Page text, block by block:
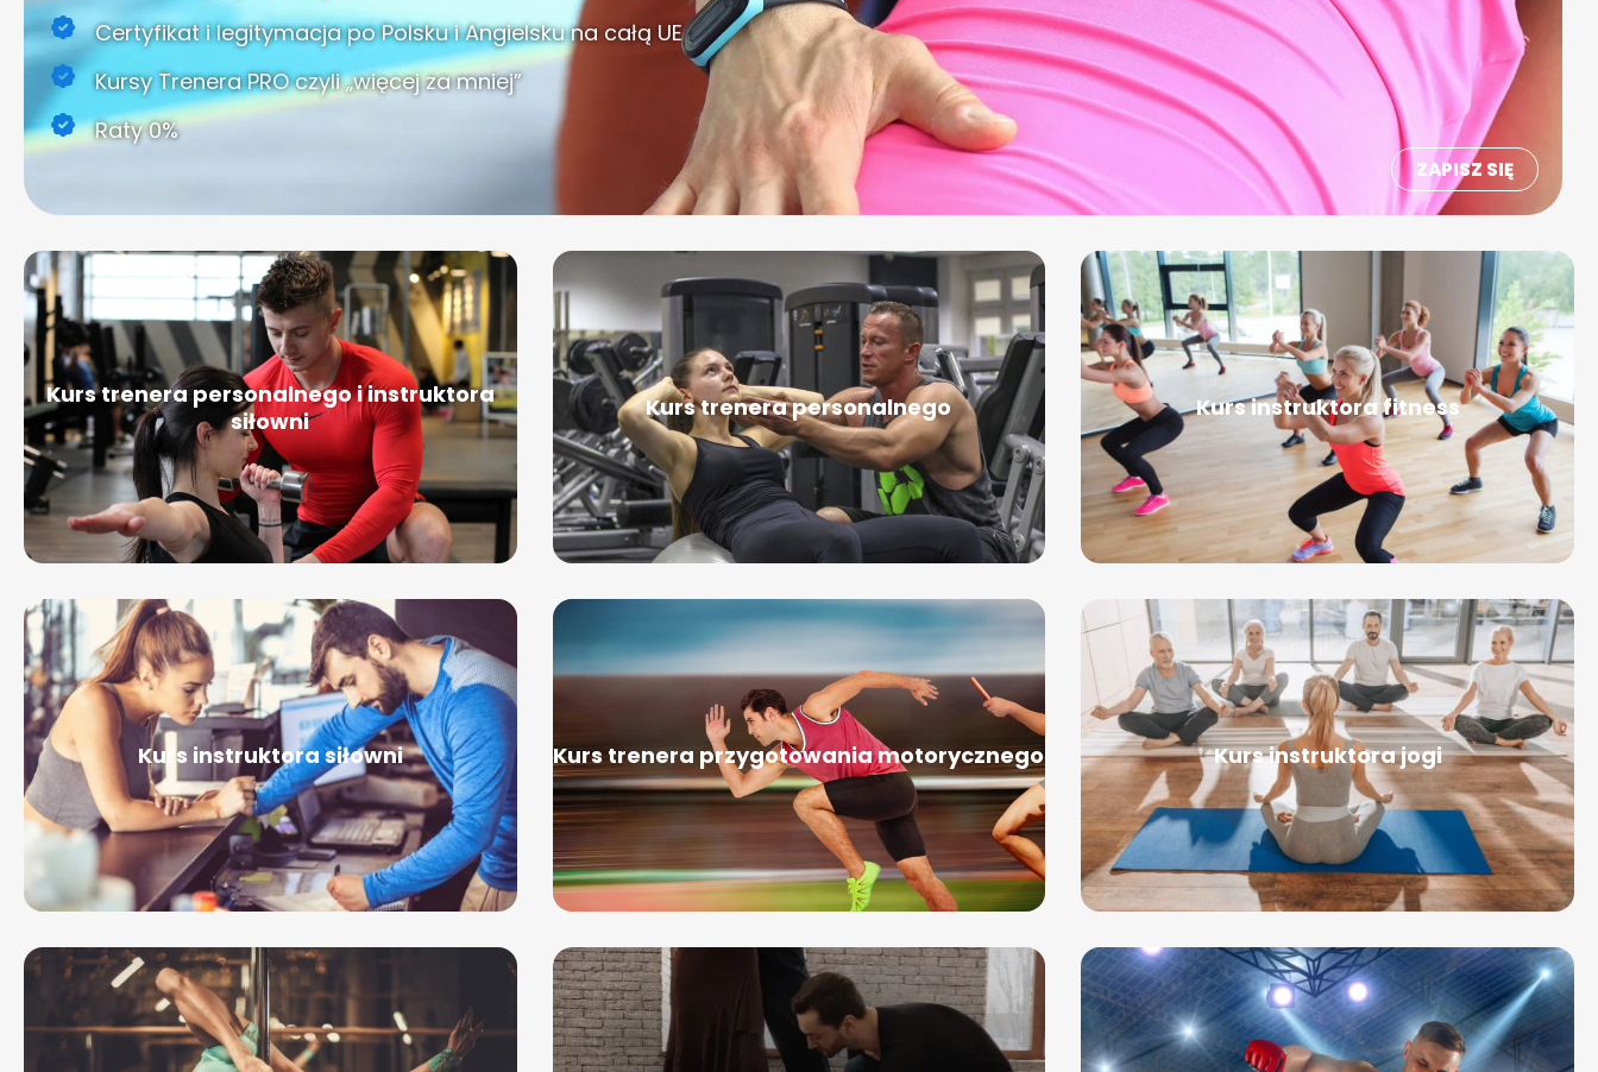
Certyfikat i legitymacja po Polsku i Angielsku na całą UE
Kursy Trenera PRO czyli „więcej za mniej”
Raty 0%
ZAPISZ SIĘ
Kurs trenera personalnego i instruktora
siłowni
Kurs trenera personalnego Kurs instruktora fitness
Kurs instruktora siłowni Kurs trenera przygotowania motorycznego Kurs instruktora jogi